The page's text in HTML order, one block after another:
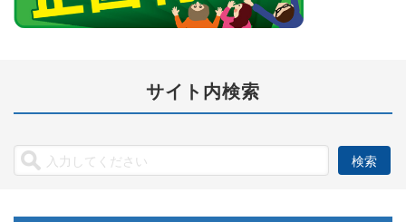
サイト内検索